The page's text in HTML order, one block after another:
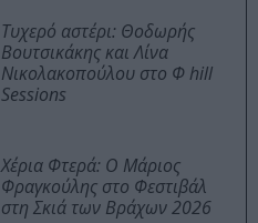
Τυχερό αστέρι: Θοδωρής
Βουτσικάκης και Λίνα
Νικολακοπούλου στο Φ hill
Sessions
Χέρια Φτερά: Ο Μάριος
Φραγκούλης στο Φεστιβάλ
στη Σκιά των Βράχων 2026